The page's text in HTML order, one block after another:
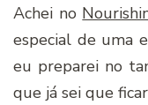
Achei no
especial de uma
eu preparei no
que já sei que